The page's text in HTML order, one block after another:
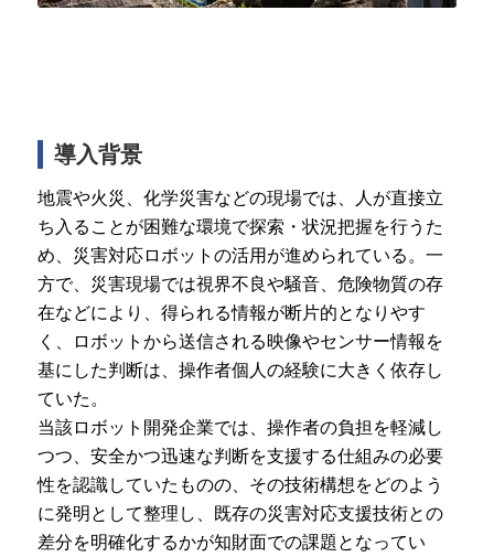
導入背景
地震や火災、化学災害などの現場では、人が直接立
ち入ることが困難な環境で探索・状況把握を行うた
め、災害対応ロボットの活用が進められている。一
方で、災害現場では視界不良や騒音、危険物質の存
在などにより、得られる情報が断片的となりやす
く、ロボットから送信される映像やセンサー情報を
基にした判断は、操作者個人の経験に大きく依存し
ていた。
当該ロボット開発企業では、操作者の負担を軽減し
つつ、安全かつ迅速な判断を支援する仕組みの必要
性を認識していたものの、その技術構想をどのよう
に発明として整理し、既存の災害対応支援技術との
差分を明確化するかが知財面での課題となってい